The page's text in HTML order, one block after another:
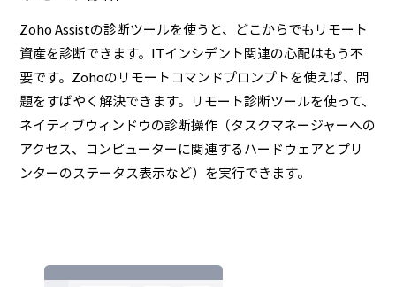
Zoho Assistの診断ツールを使うと、どこからでもリモート
資産を診断できます。ITインシデント関連の心配はもう不
要です。Zohoのリモートコマンドプロンプトを使えば、問
題をすばやく解決できます。リモート診断ツールを使って、
ネイティブウィンドウの診断操作（タスクマネージャーへの
アクセス、コンピューターに関連するハードウェアとプリ
ンターのステータス表示など）を実行できます。